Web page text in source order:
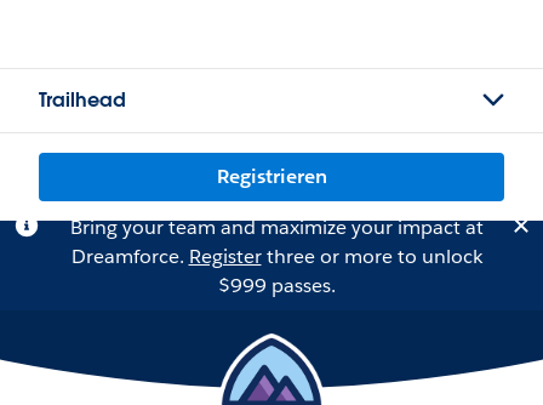
Trailhead
Registrieren
Bring your team and maximize your impact at
Dreamforce. Registerthree or more to unlock
$999 passes.